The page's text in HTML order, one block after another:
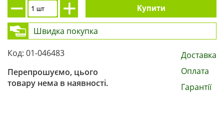
Купити
Швидка покупка
Код: 01-046483
Перепрошуємо, цього
товару нема в наявності.
Доставка
Оплата
Гарантії